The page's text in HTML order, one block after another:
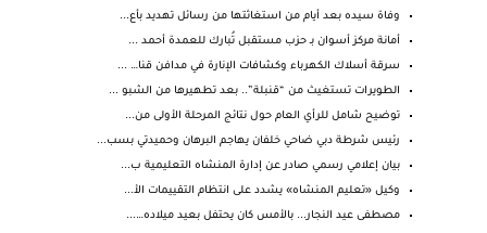
وفاة سيده بعد أيام من استغاثتها من رسائل تهديد بأع...
أمانة مركز أسوان بـ حزب مستقبل تُبارك للعمدة أحمد ...
سرقة أسلاك الكهرباء وكشافات الإنارة في مدافن قنا… ...
الطويرات تستغيث من “قنبلة”.. بعد تطهيرها من الشبو ...
توضيح شامل للرأي العام حول نتائج المرحلة الأولى من...
رئيس شرطة دبي ضاحي خلفان يهاجم البرهان وحميدتي بسب...
بيان إعلامي رسمي صادر عن إدارة المنشاه التعليمية ب...
وكيل «تعليم المنشاه» يشدد على انتظام التقييمات الأ...
مصطفى عيد النجار... بالأمس كان يحتفل بعيد ميلاده…...